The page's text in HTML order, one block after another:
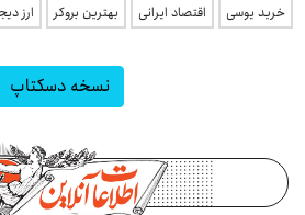
خرید یوسی
اقتصاد ایرانی بهترین بروکر ارز
نسخه دسکتاپ